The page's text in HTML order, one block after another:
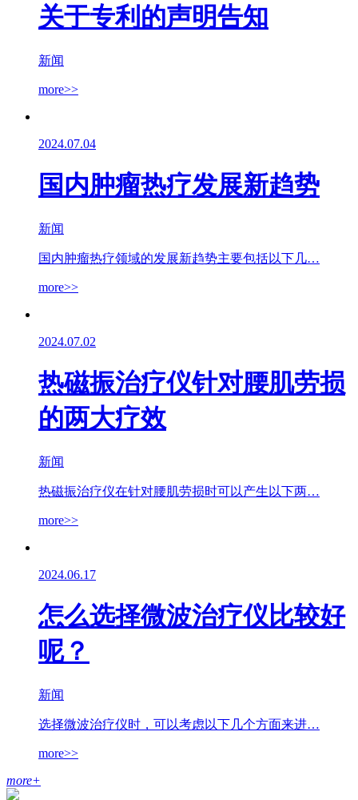
关于专利的声明告知
新闻
more>>
2024.07.04
国内肿瘤热疗发展新趋势
新闻
国内肿瘤热疗领域的发展新趋势主要包括以下几…
more>>
2024.07.02
热磁振治疗仪针对腰肌劳损
的两大疗效
新闻
热磁振治疗仪在针对腰肌劳损时可以产生以下两…
more>>
2024.06.17
怎么选择微波治疗仪比较好
呢？
新闻
选择微波治疗仪时，可以考虑以下几个方面来进…
more>>
more+